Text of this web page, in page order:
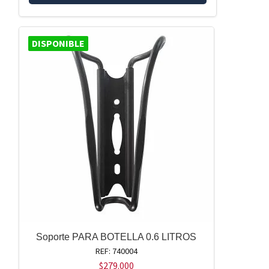
DISPONIBLE
Soporte PARA BOTELLA 0.6 LITROS
REF: 740004
$279.000